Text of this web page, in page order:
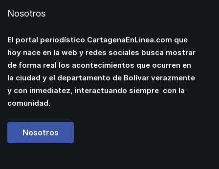
Nosotros
El portal periodístico CartagenaEnLinea.com que
hoy nace en la web y redes sociales busca mostrar
de forma real los acontecimientos que ocurren en
la ciudad y el departamento de Bolívar verazmente
y con inmediatez, interactuando siempre con la
comunidad.
Nosotros